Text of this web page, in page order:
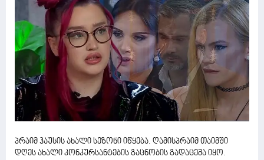
პრაიმ ჰაუსის ახალი სეზონი იწყება. ღამისპრაიმ თაიმში
დღეს ახალი კონკურსანტების გაცნობის გადაცემა იყო.